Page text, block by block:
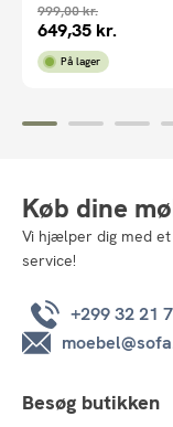
999,00kr.
649,35 kr.
På lager
Køb dine
Vi hjælper dig med
service!
+299 32 21
Besøg butikken